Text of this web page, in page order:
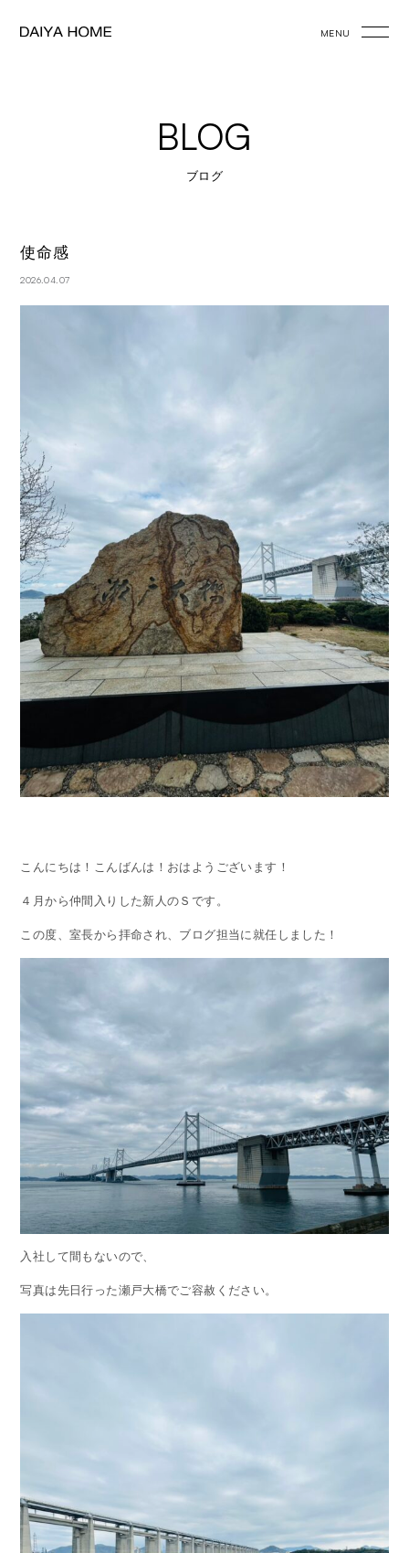
MENU
BLOG
ブログ
使命感
2026.04.07
こんにちは！こんばんは！おはようございます！
４月から仲間入りした新人のＳです。
この度、室長から拝命され、ブログ担当に就任しました！
入社して間もないので、
写真は先日行った瀬戸大橋でご容赦ください。